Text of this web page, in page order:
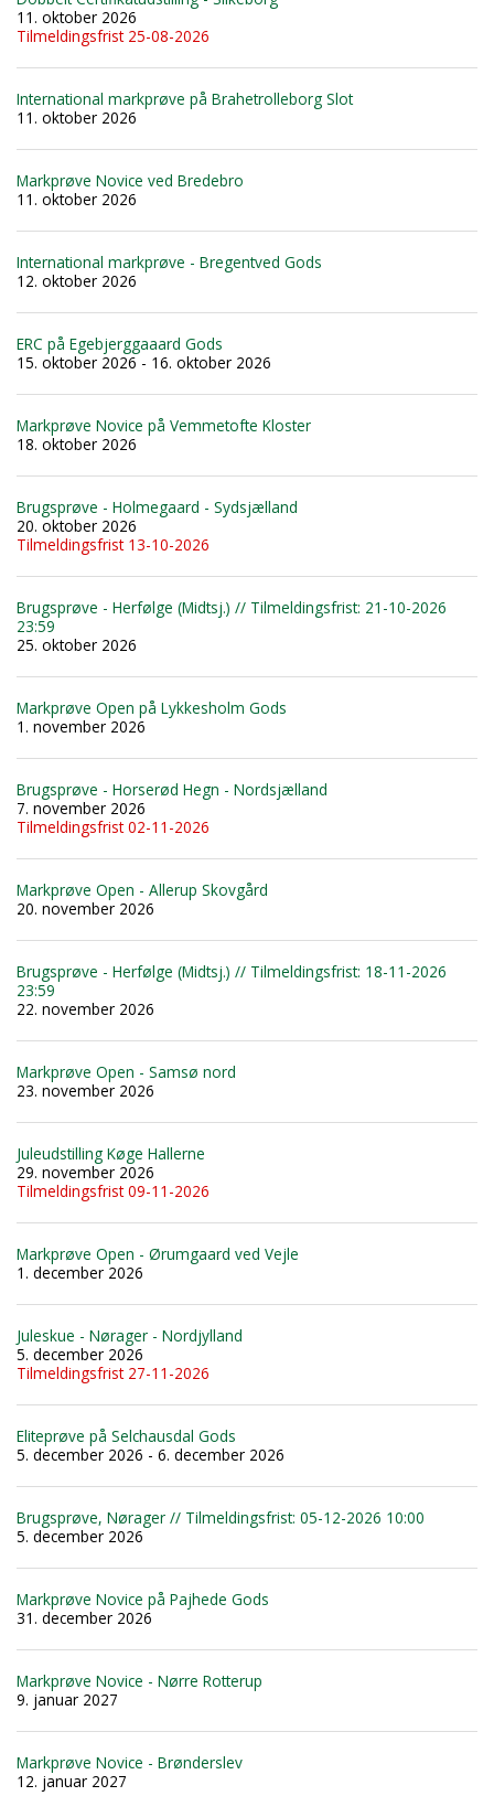
11. oktober 2026
Tilmeldingsfrist 25-08-2026
International markprøve på Brahetrolleborg Slot
11. oktober 2026
Markprøve Novice ved Bredebro
11. oktober 2026
International markprøve - Bregentved Gods
12. oktober 2026
ERC på Egebjerggaaard Gods
15. oktober 2026 - 16. oktober 2026
Markprøve Novice på Vemmetofte Kloster
18. oktober 2026
Brugsprøve - Holmegaard - Sydsjælland
20. oktober 2026
Tilmeldingsfrist 13-10-2026
Brugsprøve - Herfølge (Midtsj.) // Tilmeldingsfrist: 21-10-2026
23:59
25. oktober 2026
Markprøve Open på Lykkesholm Gods
1. november 2026
Brugsprøve - Horserød Hegn - Nordsjælland
7. november 2026
Tilmeldingsfrist 02-11-2026
Markprøve Open - Allerup Skovgård
20. november 2026
Brugsprøve - Herfølge (Midtsj.) // Tilmeldingsfrist: 18-11-2026
23:59
22. november 2026
Markprøve Open - Samsø nord
23. november 2026
Juleudstilling Køge Hallerne
29. november 2026
Tilmeldingsfrist 09-11-2026
Markprøve Open - Ørumgaard ved Vejle
1. december 2026
Juleskue - Nørager - Nordjylland
5. december 2026
Tilmeldingsfrist 27-11-2026
Eliteprøve på Selchausdal Gods
5. december 2026 - 6. december 2026
Brugsprøve, Nørager // Tilmeldingsfrist: 05-12-2026 10:00
5. december 2026
Markprøve Novice på Pajhede Gods
31. december 2026
Markprøve Novice - Nørre Rotterup
9. januar 2027
Markprøve Novice - Brønderslev
12. januar 2027